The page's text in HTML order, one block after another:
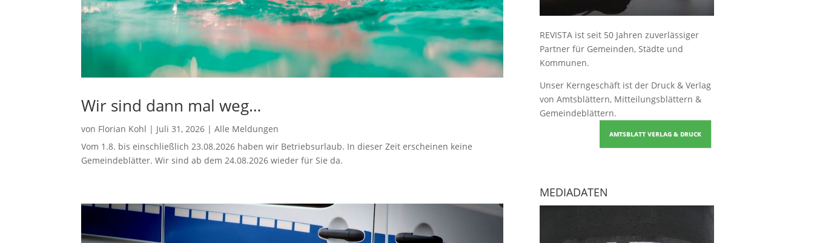
Wir sind dann mal weg…
von Florian Kohl | Juli 31, 2026 |Alle Meldungen
Vom 1.8. bis einschließlich 23.08.2026 haben wir Betriebsurlaub. In dieser Zeit erscheinen keine
Gemeindeblätter. Wir sind ab dem 24.08.2026 wieder für Sie da.
REVISTA ist seit 50 Jahren zuverlässiger
Partner für Gemeinden, Städte und
Kommunen.
Unser Kerngeschäft ist der Druck & Verlag
von Amtsblättern, Mitteilungsblättern &
Gemeindeblättern.
AMTSBLATT VERLAG & DRUCK
MEDIADATEN